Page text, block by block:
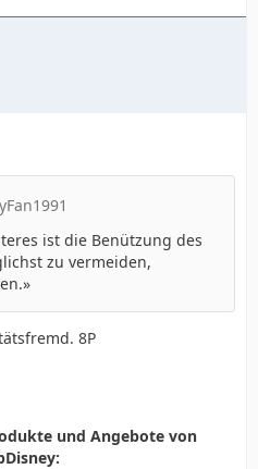
ist die Benützung des
zu vermeiden,
8P
und Angebote von